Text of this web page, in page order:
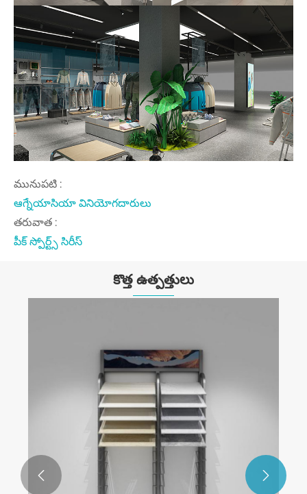
మునుపటి :
ఆగ్నేయాసియా వినియోగదారులు
తరువాత :
పీక్ స్పోర్ట్స్ సిరీస్
కొత్త ఉత్పత్తులు
 